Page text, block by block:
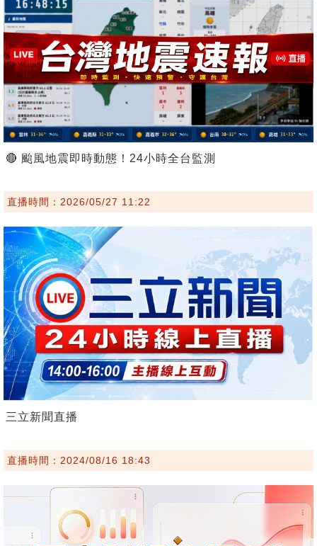
🔴 颱風地震即時動態！24小時全台監測
直播時間：2026/05/27 11:22
三立新聞直播
直播時間：2024/08/16 18:43